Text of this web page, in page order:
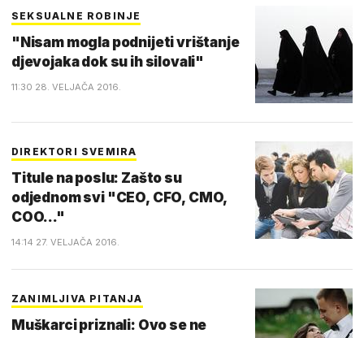
SEKSUALNE ROBINJE
"Nisam mogla podnijeti vrištanje
djevojaka dok su ih silovali"
11:30 28. VELJAČA 2016.
DIREKTORI SVEMIRA
Titule na poslu: Zašto su
odjednom svi "CEO, CFO, CMO,
COO..."
14:14 27. VELJAČA 2016.
ZANIMLJIVA PITANJA
Muškarci priznali: Ovo se ne